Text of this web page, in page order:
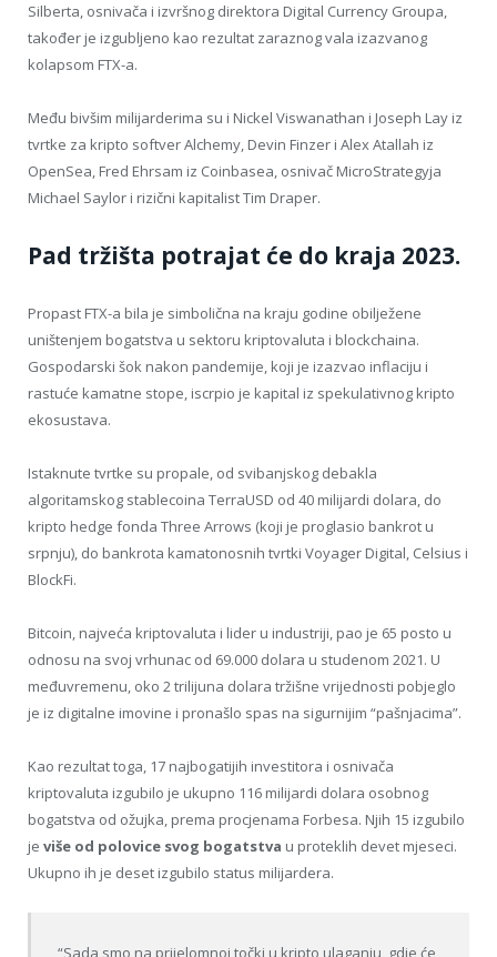
Silberta, osnivača i izvršnog direktora Digital Currency Groupa,
također je izgubljeno kao rezultat zaraznog vala izazvanog
kolapsom FTX-a.
Među bivšim milijarderima su i Nickel Viswanathan i Joseph Lay iz
tvrtke za kripto softver Alchemy, Devin Finzer i Alex Atallah iz
OpenSea, Fred Ehrsam iz Coinbasea, osnivač MicroStrategyja
Michael Saylor i rizični kapitalist Tim Draper.
Pad tržišta potrajat će do kraja 2023.
Propast FTX-a bila je simbolična na kraju godine obilježene
uništenjem bogatstva u sektoru kriptovaluta i blockchaina.
Gospodarski šok nakon pandemije, koji je izazvao inflaciju i
rastuće kamatne stope, iscrpio je kapital iz spekulativnog kripto
ekosustava.
Istaknute tvrtke su propale, od svibanjskog debakla
algoritamskog stablecoina TerraUSD od 40 milijardi dolara, do
kripto hedge fonda Three Arrows (koji je proglasio bankrot u
srpnju), do bankrota kamatonosnih tvrtki Voyager Digital, Celsius i
BlockFi.
Bitcoin, najveća kriptovaluta i lider u industriji, pao je 65 posto u
odnosu na svoj vrhunac od 69.000 dolara u studenom 2021. U
međuvremenu, oko 2 trilijuna dolara tržišne vrijednosti pobjeglo
je iz digitalne imovine i pronašlo spas na sigurnijim “pašnjacima”.
Kao rezultat toga, 17 najbogatijih investitora i osnivača
kriptovaluta izgubilo je ukupno 116 milijardi dolara osobnog
bogatstva od ožujka, prema procjenama Forbesa. Njih 15 izgubilo
je više od polovice svog bogatstva u proteklih devet mjeseci.
Ukupno ih je deset izgubilo status milijardera.
“Sada smo na prijelomnoj točki u kripto ulaganju, gdje će